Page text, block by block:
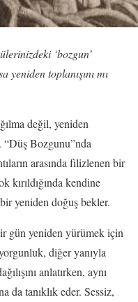
‘bozgun’
yeniden toplanışını mı
değil, yeniden
“Düş Bozgunu”nda
arasında filizlenen bir
kırıldığında kendine
yeniden doğuş bekler.
gün yeniden yürümek için
diğer yanıyla
anlatırken, aynı
da tanıklık eder. Sessiz,